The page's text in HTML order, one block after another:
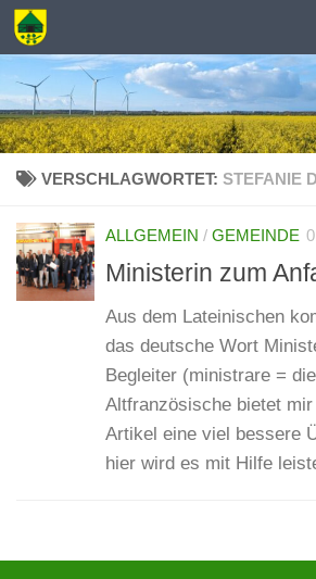
Zum Inhalt springen
VERSCHLAGWORTET: STEFANIE
ALLGEMEIN / GEMEINDE
Ministerin zum
Aus dem Lateinischen
das deutsche Wort
Begleiter (ministrare =
Altfranzösische bietet
Artikel eine viel bessere
hier wird es mit Hilfe